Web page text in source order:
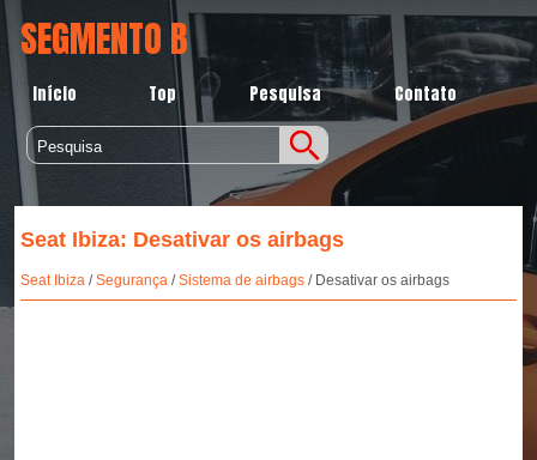
SEGMENTO B
Início Top Pesquisa Contato
Seat Ibiza: Desativar os airbags
Seat Ibiza/Segurança/Sistema de airbags/ Desativar os airbags